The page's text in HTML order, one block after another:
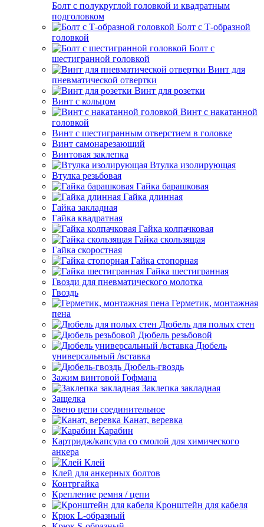
Болт с полукруглой головкой и квадратным
подголовком
Болт с Т-образной
головкой
Болт с
шестигранной головкой
Винт для
пневматической отвертки
Винт для розетки
Винт с кольцом
Винт с накатанной
головкой
Винт с шестигранным отверстием в головке
Винт самонарезающий
Винтовая заклепка
Втулка изолирующая
Втулка резьбовая
Гайка барашковая
Гайка длинная
Гайка закладная
Гайка квадратная
Гайка колпачковая
Гайка скользящая
Гайка скоростная
Гайка стопорная
Гайка шестигранная
Гвозди для пневматического молотка
Гвоздь
Герметик, монтажная
пена
Дюбель для полых стен
Дюбель резьбовой
Дюбель
универсальный /вставка
Дюбель-гвоздь
Зажим винтовой Гофмана
Заклепка закладная
Защелка
Звено цепи соединительное
Канат, веревка
Карабин
Картридж/капсула со смолой для химического
анкера
Клей
Клей для анкерных болтов
Контргайка
Крепление ремня / цепи
Кронштейн для кабеля
Крюк L-образный